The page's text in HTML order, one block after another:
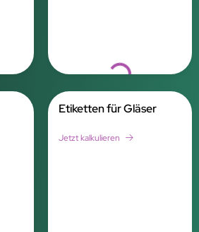
Loading...
Etiketten für Gläser
Jetzt kalkulieren